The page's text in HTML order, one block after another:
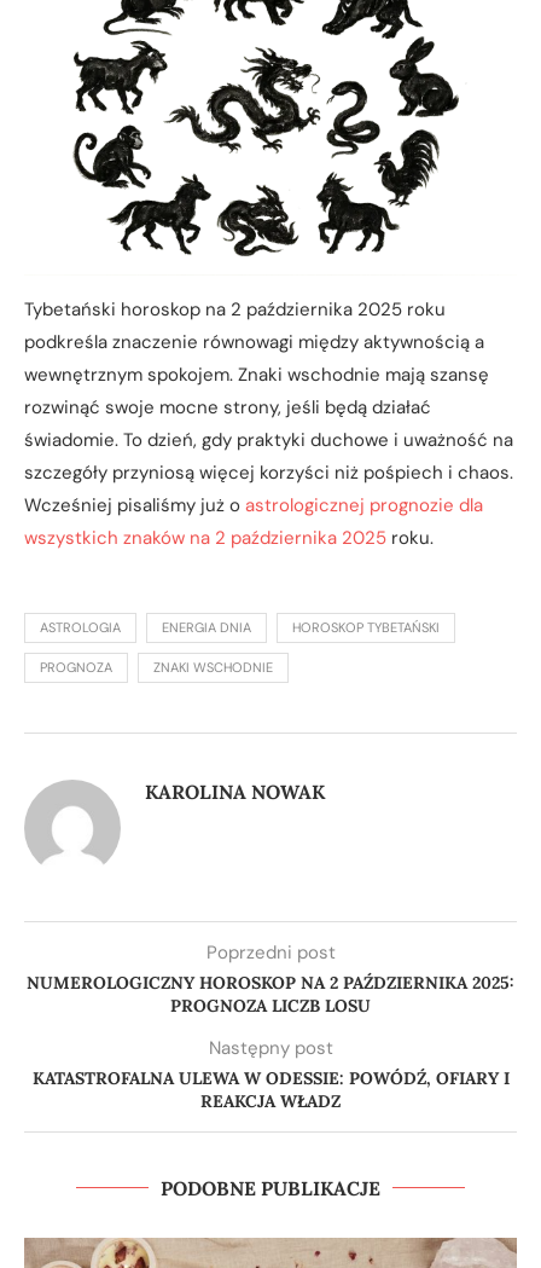
Tybetański horoskop na 2 października 2025 roku
podkreśla znaczenie równowagi między aktywnością a
wewnętrznym spokojem. Znaki wschodnie mają szansę
rozwinąć swoje mocne strony, jeśli będą działać
świadomie. To dzień, gdy praktyki duchowe i uważność na
szczegóły przyniosą więcej korzyści niż pośpiech i chaos.
Wcześniej pisaliśmy już o astrologicznej prognozie dla
wszystkich znaków na 2 października 2025 roku.
ASTROLOGIA ENERGIA DNIA HOROSKOP TYBETAŃSKI
PROGNOZA ZNAKI WSCHODNIE
KAROLINA NOWAK
Poprzedni post
NUMEROLOGICZNY HOROSKOP NA 2 PAŹDZIERNIKA 2025:
PROGNOZA LICZB LOSU
Następny post
KATASTROFALNA ULEWA W ODESSIE: POWÓDŹ, OFIARY I
REAKCJA WŁADZ
PODOBNE PUBLIKACJE